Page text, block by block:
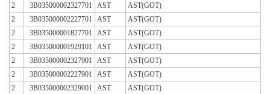
2
3B035000002327701 AST
AST(GOT)
2
3B035000002227701 AST
AST(GOT)
2
3B035000001827701 AST
AST(GOT)
2
3B035000001929101 AST
AST(GOT)
2
3B035000002327901 AST
AST(GOT)
2
3B035000002227901 AST
AST(GOT)
2
3B035000002329001 AST
AST(GOT)